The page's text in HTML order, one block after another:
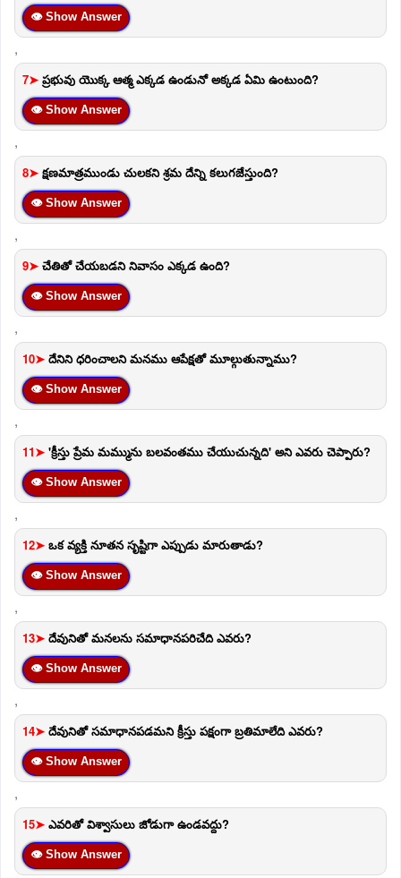
👁 Show Answer
,
7➤ ప్రభువు యొక్క ఆత్మ ఎక్కడ ఉండునో అక్కడ ఏమి ఉంటుంది?
👁 Show Answer
,
8➤ క్షణమాత్రముండు చులకని శ్రమ దేన్ని కలుగజేస్తుంది?
👁 Show Answer
,
9➤ చేతితో చేయబడని నివాసం ఎక్కడ ఉంది?
👁 Show Answer
,
10➤ దేనిని ధరించాలని మనము ఆపేక్షతో మూల్గుతున్నాము?
👁 Show Answer
,
11➤ 'క్రీస్తు ప్రేమ మమ్మును బలవంతము చేయుచున్నది' అని ఎవరు చెప్పారు?
👁 Show Answer
,
12➤ ఒక వ్యక్తి నూతన సృష్టిగా ఎప్పుడు మారుతాడు?
👁 Show Answer
,
13➤ దేవునితో మనలను సమాధానపరిచేది ఎవరు?
👁 Show Answer
,
14➤ దేవునితో సమాధానపడమని క్రీస్తు పక్షంగా బ్రతిమాలేది ఎవరు?
👁 Show Answer
,
15➤ ఎవరితో విశ్వాసులు జోడుగా ఉండవద్దు?
👁 Show Answer